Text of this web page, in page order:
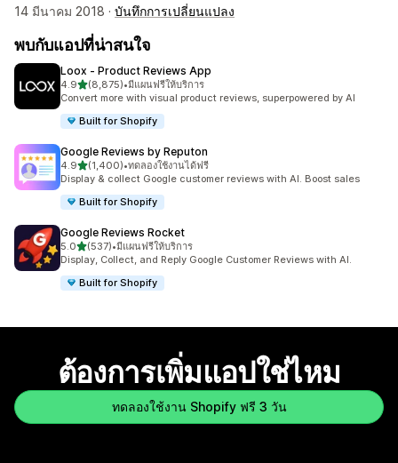
14 มีนาคม 2018 · บันทึกการเปลี่ยนแปลง
พบกับแอปที่น่าสนใจ
Loox ‑ Product Reviews App
4.9เต็ม 5 ดาว
(8,875)
ทั้งหมด 8875 รีวิว
•มีแผนฟรีให้บริการ
Convert more with visual product reviews, superpowered by AI
Built for Shopify
Google Reviews by Reputon
4.9เต็ม 5 ดาว
(1,400)
ทั้งหมด 1400 รีวิว
•ทดลองใช้งานได้ฟรี
Display & collect Google customer reviews with AI. Boost sales
Built for Shopify
Google Reviews Rocket
5.0เต็ม 5 ดาว
(537)
ทั้งหมด 537 รีวิว
•มีแผนฟรีให้บริการ
Display, Collect, and Reply Google Customer Reviews with AI.
Built for Shopify
ต้องการเพิ่มแอปใช่ไหม
ทดลองใช้งาน Shopify ฟรี 3 วัน